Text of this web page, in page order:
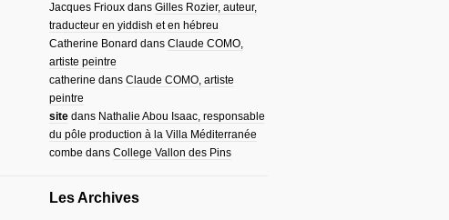
Jacques Friouxdans Gilles Rozier, auteur,
traducteur en yiddish et en hébreu
Catherine Bonard dans Claude COMO,
artiste peintre
catherine dans Claude COMO, artiste
peintre
sitedans Nathalie Abou Isaac, responsable
du pôle production à la Villa Méditerranée
combe dans College Vallon des Pins
Les Archives